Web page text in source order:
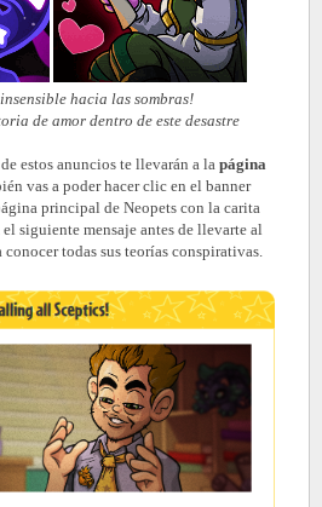
hacia las sombras!
de amor dentro de este desastre
estos anuncios te llevarán a la página
vas a poder hacer clic en el banner
principal de Neopets con la carita
siguiente mensaje antes de llevarte al
conocer todas sus teorías conspirativas.